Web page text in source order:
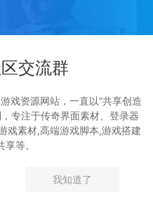
交流群
戏资源网站，一直以“共享创造
专注于传奇界面素材、登录器
戏素材,高端游戏脚本,游戏搭建
等。
我知道了